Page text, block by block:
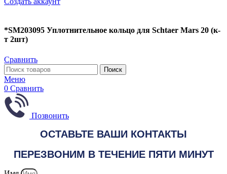
*SM203095 Уплотнительное кольцо для Schtaer Mars 20 (к-
т 2шт)
Сравнить
Поиск
Меню
0 Сравнить
Позвонить
ОСТАВЬТЕ ВАШИ КОНТАКТЫ
ПЕРЕЗВОНИМ В ТЕЧЕНИЕ ПЯТИ МИНУТ